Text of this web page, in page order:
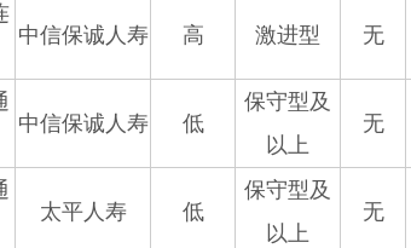
中信保诚人寿 高 激进型 无
中信保诚人寿 低
保守型及
以上
无
太平人寿 低
保守型及
以上
无